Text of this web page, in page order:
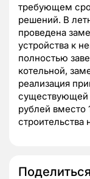
требующем
решений. В
проведена
устройства к
полностью
котельной,
реализация
существующей
рублей вместо
строительства